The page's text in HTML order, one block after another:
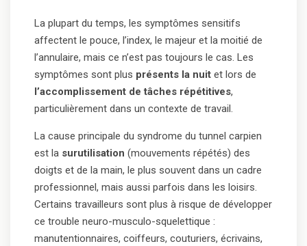
La plupart du temps, les symptômes sensitifs
affectent le pouce, l’index, le majeur et la moitié de
l’annulaire, mais ce n’est pas toujours le cas. Les
symptômes sont plus présents la nuit et lors de
l’accomplissement de tâches répétitives,
particulièrement dans un contexte de travail.
La cause principale du syndrome du tunnel carpien
est la surutilisation (mouvements répétés) des
doigts et de la main, le plus souvent dans un cadre
professionnel, mais aussi parfois dans les loisirs.
Certains travailleurs sont plus à risque de développer
ce trouble neuro-musculo-squelettique :
manutentionnaires, coiffeurs, couturiers, écrivains,